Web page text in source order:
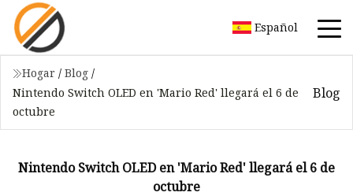
Español
Hogar / Blog /
Nintendo Switch OLED en 'Mario Red' llegará el 6 de
octubre
Blog
Nintendo Switch OLED en 'Mario Red' llegará el 6 de
octubre